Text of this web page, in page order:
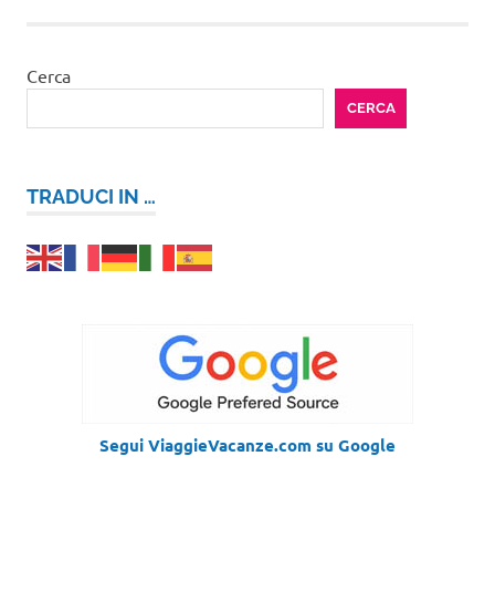
Cerca
CERCA
TRADUCI IN …
Segui ViaggieVacanze.com su Google